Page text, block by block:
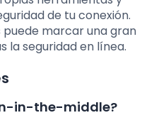
de tu conexión.
marcar una gran
la seguridad en línea.
in-the-middle?